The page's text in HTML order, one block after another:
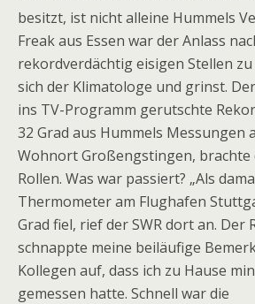
besitzt, ist nicht alleine Hummels
Freak aus Essen war der Anlass
rekordverdächtig eisigen Stellen
sich der Klimatologe und grinst.
ins TV-Programm gerutschte
32 Grad aus Hummels Messungen
Wohnort Großengstingen, brachte
Rollen. Was war passiert? „Als
Thermometer am Flughafen
Grad fiel, rief der SWR dort an. Der
schnappte meine beiläufige
Kollegen auf, dass ich zu Hause
gemessen hatte. Schnell war die